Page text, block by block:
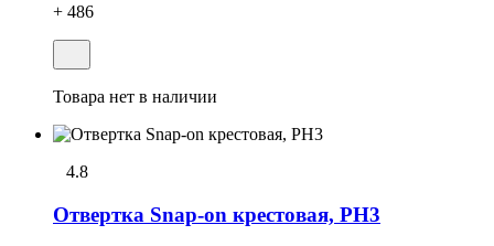
+ 486
Товара нет в наличии
4.8
Отвертка Snap-on крестовая, PH3